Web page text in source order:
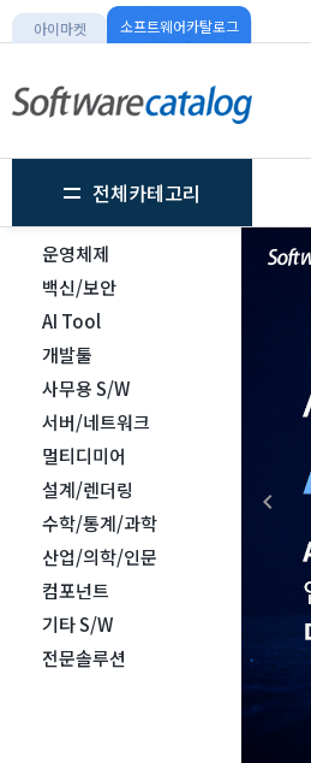
아이마켓 소프트웨어카탈로그
전체카테고리
운영체제
백신/보안
AI Tool
개발툴
사무용 S/W
서버/네트워크
멀티디미어
설계/렌더링
수학/통계/과학
산업/의학/인문
컴포넌트
기타 S/W
전문솔루션
keyboard_arrow_left